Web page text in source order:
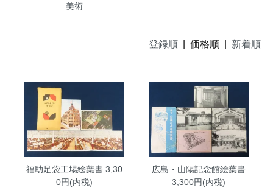
美術
登録順 | 価格順 | 新着順
福助足袋工場絵葉書 3,30
0円(内税)
広島・山陽記念館絵葉書
3,300円(内税)